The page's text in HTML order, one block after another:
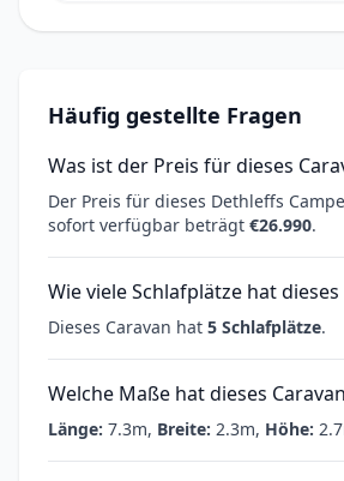
Häufig gestellte Fragen
Was ist der Preis für dieses
Der Preis für dieses Dethleffs
sofort verfügbar beträgt €26.990.
Wie viele Schlafplätze hat dieses
Dieses Caravan hat 5 Schlafplätze.
Welche Maße hat dieses
Länge: 7.3m, Breite: 2.3m, Höhe: